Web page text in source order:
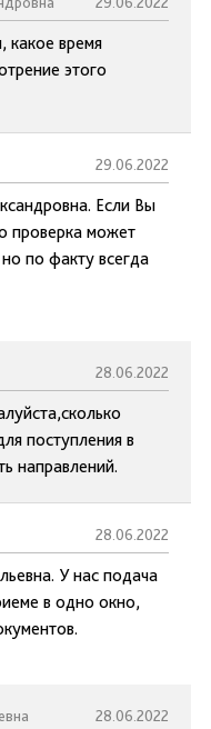
какое время
этого
29.06.2022
Если Вы
проверка может
по факту всегда
28.06.2022
поступления в
направлений.
28.06.2022
У нас подача
в одно окно,
28.06.2022